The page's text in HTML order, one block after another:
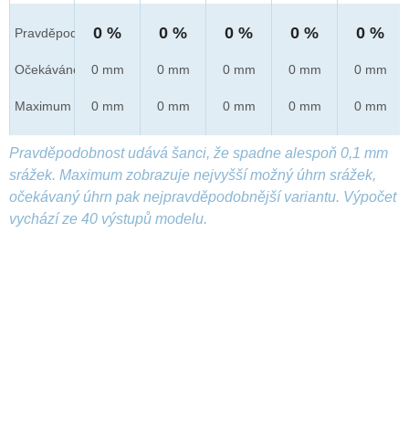
Pravděpod.
Očekáváno
Maximum
0 %
0 mm
0 mm
0 %
0 mm
0 mm
0 %
0 mm
0 mm
0 %
0 mm
0 mm
0 %
0 mm
0 mm
Pravděpodobnost udává šanci, že spadne alespoň 0,1 mm
srážek. Maximum zobrazuje nejvyšší možný úhrn srážek,
očekávaný úhrn pak nejpravděpodobnější variantu. Výpočet
vychází ze 40 výstupů modelu.